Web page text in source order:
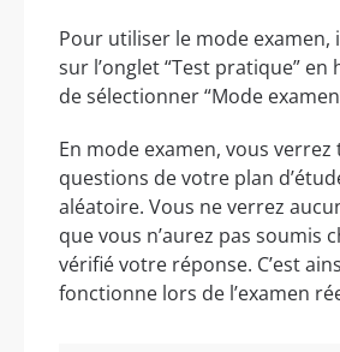
Pour utiliser le mode
sur l’onglet “Test pratique” en
de sélectionner “Mode
En mode examen, vous verrez
questions de votre plan
aléatoire. Vous ne verrez
que vous n’aurez pas soumis
vérifié votre réponse. C’est
fonctionne lors de l’examen